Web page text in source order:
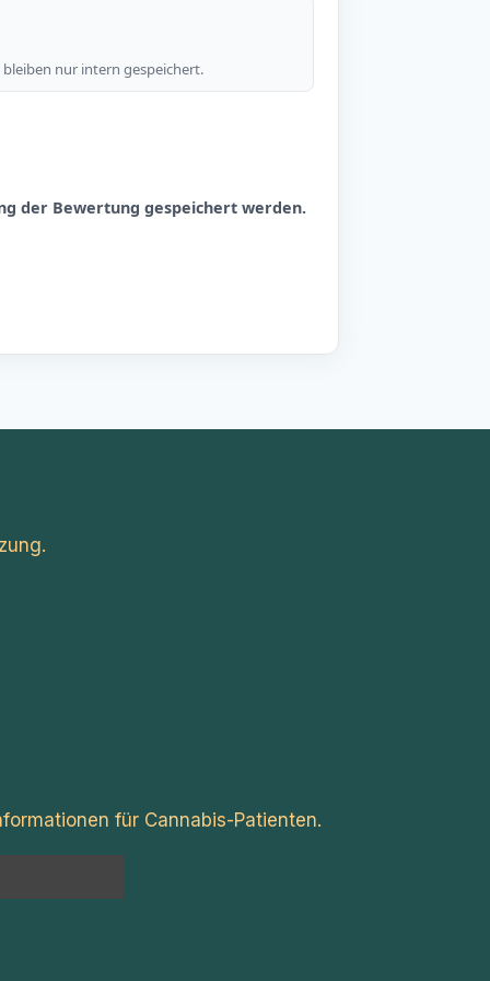
nur intern gespeichert.
der Bewertung gespeichert werden.
für Cannabis-Patienten.